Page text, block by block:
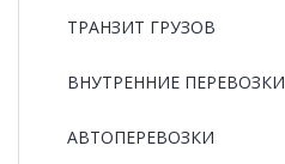
ТРАНЗИТ ГРУЗОВ
ВНУТРЕННИЕ ПЕРЕВОЗКИ
АВТОПЕРЕВОЗКИ